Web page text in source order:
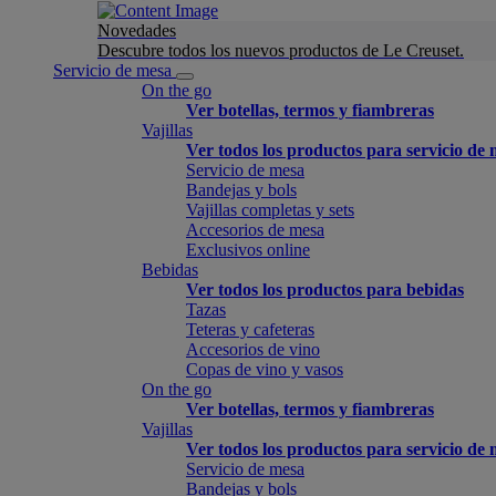
Novedades
Descubre todos los nuevos productos de Le Creuset.
Servicio de mesa
On the go
Ver botellas, termos y fiambreras
Vajillas
Ver todos los productos para servicio de
Servicio de mesa
Bandejas y bols
Vajillas completas y sets
Accesorios de mesa
Exclusivos online
Bebidas
Ver todos los productos para bebidas
Tazas
Teteras y cafeteras
Accesorios de vino
Copas de vino y vasos
On the go
Ver botellas, termos y fiambreras
Vajillas
Ver todos los productos para servicio de
Servicio de mesa
Bandejas y bols